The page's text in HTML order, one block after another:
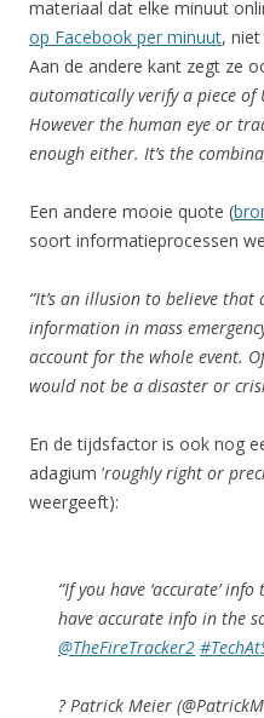
materiaal dat elke minuut
op Facebook per minuut,
Aan de andere kant zegt ze
automatically verify a piece of
However the human eye or
enough either. It’s the
Een andere mooie quote (
soort informatieprocessen
“It’s an illusion to believe
information in mass
account for the whole event.
would not be a disaster or
En de tijdsfactor is ook nog
adagium ‘roughly right or
weergeeft):
“If you have ‘accurate’
have accurate info in the
@TheFireTracker2
? Patrick Meier